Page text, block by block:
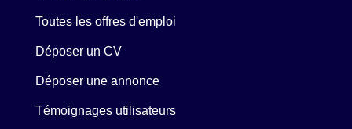
Toutes les offres d'emploi
Déposer un CV
Déposer une annonce
Témoignages utilisateurs